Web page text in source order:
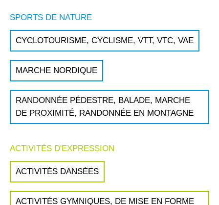
SPORTS DE NATURE
CYCLOTOURISME, CYCLISME, VTT, VTC, VAE
MARCHE NORDIQUE
RANDONNÉE PÉDESTRE, BALADE, MARCHE
DE PROXIMITÉ, RANDONNÉE EN MONTAGNE
ACTIVITÉS D'EXPRESSION
ACTIVITÉS DANSÉES
ACTIVITÉS GYMNIQUES, DE MISE EN FORME